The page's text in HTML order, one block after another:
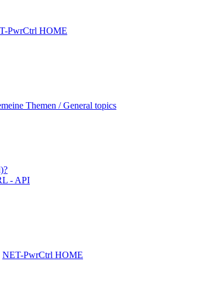
PwrCtrl HOME
Themen / General topics
- API
NET-PwrCtrl HOME